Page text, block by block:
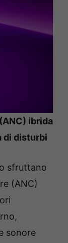
ibrida
di disturbi
sfruttano
(ANC)
sonore